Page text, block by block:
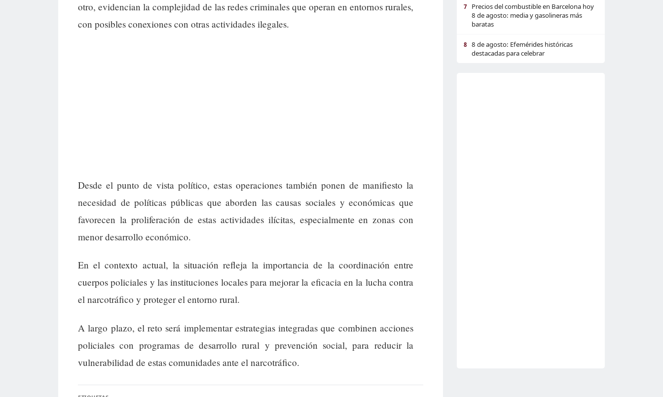
otro, evidencian la complejidad de las redes criminales que operan en entornos rurales,
con posibles conexiones con otras actividades ilegales.
Desde el punto de vista político, estas operaciones también ponen de manifiesto la
necesidad de políticas públicas que aborden las causas sociales y económicas que
favorecen la proliferación de estas actividades ilícitas, especialmente en zonas con
menor desarrollo económico.
En el contexto actual, la situación refleja la importancia de la coordinación entre
cuerpos policiales y las instituciones locales para mejorar la eficacia en la lucha contra
el narcotráfico y proteger el entorno rural.
A largo plazo, el reto será implementar estrategias integradas que combinen acciones
policiales con programas de desarrollo rural y prevención social, para reducir la
vulnerabilidad de estas comunidades ante el narcotráfico.
7
Precios del combustible en Barcelona hoy
8 de agosto: media y gasolineras más
baratas
8
8 de agosto: Efemérides históricas
destacadas para celebrar